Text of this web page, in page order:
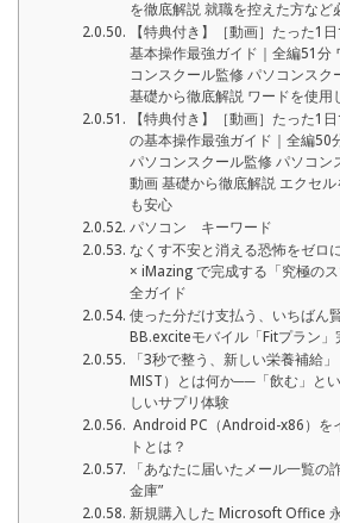
を徹底解説 就職を控えた方など
【特典付き】［動画］たった1
基本操作最強ガイド｜全編51分
コンスクール監修 パソコンス
基礎から徹底解説 ワードを使用
【特典付き】［動画］たった1
の基本操作最強ガイド｜全編50
パソコンスクール監修 パソコン
動画 基礎から徹底解説 エクセ
も安心
パソコン キーワード
なくす不安と消える恐怖をゼロ
× iMazing で完成する「究極の
全ガイド
使った分だけ支払う、いちばん
BB.exciteモバイル「Fitプラン」
「3秒で整う、新しい栄養補給
MIST）とは何か──「飲む」と
しいサプリ体験
Android PC（Android-x86）を
トとは？
「あなたに届いたメール一覧の
金庫”
新規購入した Microsoft Office